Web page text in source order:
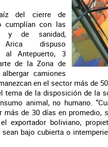
del cierre de
cumplían con las
y de sanidad,
dispuso
al Antepuerto, 3
de la Zona de
camiones
en el sector más de
tema de la disposición de la
animal, no humano.
más de 30 días en
exportador boliviano,
bajo cubierta o